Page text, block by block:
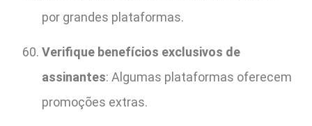
por grandes plataformas.
Verifique benefícios exclusivos de
assinantes: Algumas plataformas oferecem
promoções extras.